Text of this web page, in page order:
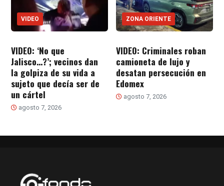
VIDEO
VIDEO: ‘No que
Jalisco…?’; vecinos dan
la golpiza de su vida a
sujeto que decía ser de
un cártel
agosto 7, 2026
ZONA ORIENTE
VIDEO: Criminales roban
camioneta de lujo y
desatan persecución en
Edomex
agosto 7, 2026